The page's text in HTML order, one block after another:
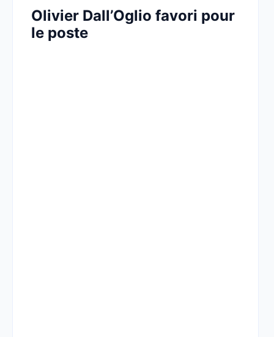
Olivier Dall’Oglio favori pour
le poste